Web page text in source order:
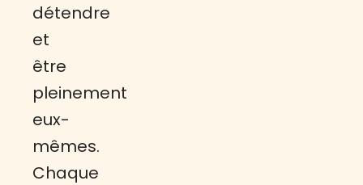
détendre
et
être
pleinement
eux-
mêmes.
Chaque